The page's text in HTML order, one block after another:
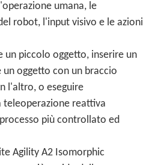
umana, le
robot, l'input visivo e le azioni
un piccolo oggetto, inserire un
oggetto con un braccio
l'altro, o eseguire
reattiva
più controllato ed